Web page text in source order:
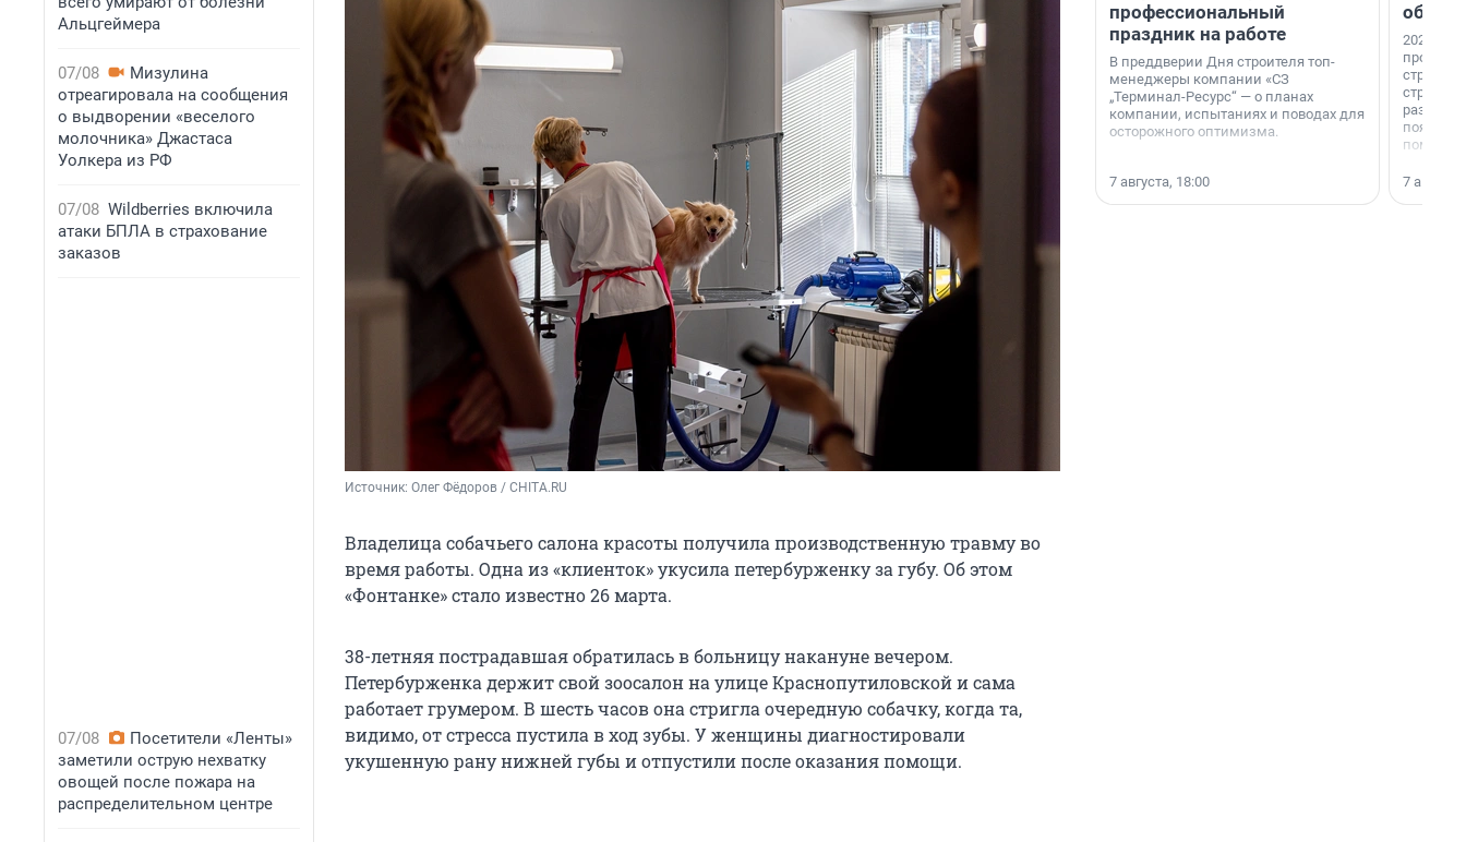
Альцгеймера
07/08
Мизулина
отреагировала на сообщения
о выдворении «веселого
молочника» Джастаса
Уолкера из РФ
07/08 Wildberries включила
атаки БПЛА в страхование
заказов
07/08
Посетители «Ленты»
заметили острую нехватку
овощей после пожара на
распределительном центре
Источник: Олег Фёдоров / CHITA.RU
Владелица собачьего салона красоты получила производственную травму во
время работы. Одна из «клиенток» укусила петербурженку за губу. Об этом
«Фонтанке» стало известно 26 марта.
38-летняя пострадавшая обратилась в больницу накануне вечером.
Петербурженка держит свой зоосалон на улице Краснопутиловской и сама
работает грумером. В шесть часов она стригла очередную собачку, когда та,
видимо, от стресса пустила в ход зубы. У женщины диагностировали
укушенную рану нижней губы и отпустили после оказания помощи.
профессиональный
праздник на работе
В преддверии Дня строителя топ-
менеджеры компании «СЗ
„Терминал-Ресурс“ — о планах
компании, испытаниях и поводах для
осторожного оптимизма.
7 августа, 18:00
об
2026-й —
раз. В
7